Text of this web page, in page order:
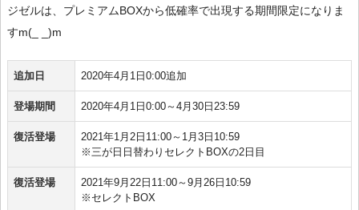
ジゼルは、プレミアムBOXから低確率で出現する期間限定になりま
すm(_ _)m
追加日 2020年4月1日0:00追加
登場期間 2020年4月1日0:00～4月30日23:59
復活登場
2021年1月2日11:00～1月3日10:59
※三が日日替わりセレクトBOXの2日目
復活登場
2021年9月22日11:00～9月26日10:59
※セレクトBOX